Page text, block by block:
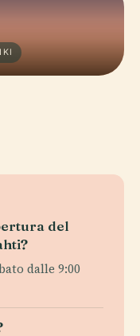
del
dalle 9:00